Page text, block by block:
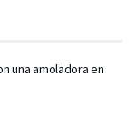
una amoladora en